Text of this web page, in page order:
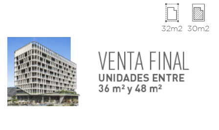
30m2
32m2